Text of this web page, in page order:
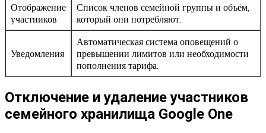
Отображение
участников
Список членов семейной группы и объём,
который они потребляют.
Уведомления
Автоматическая система оповещений о
превышении лимитов или необходимости
пополнения тарифа.
Отключение и удаление участников
семейного хранилища Google One